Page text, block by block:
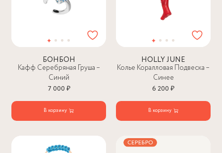
БОНБОН
Кафф Серебряная Груша –
Синий
7 000 ₽
В корзину
HOLLY JUNE
Колье Коралловая Подвеска –
Синее
6 200 ₽
В корзину